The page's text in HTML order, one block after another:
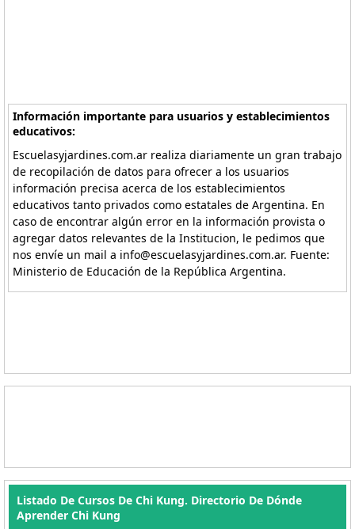
Información importante para usuarios y establecimientos
educativos:
Escuelasyjardines.com.ar realiza diariamente un gran trabajo
de recopilación de datos para ofrecer a los usuarios
información precisa acerca de los establecimientos
educativos tanto privados como estatales de Argentina. En
caso de encontrar algún error en la información provista o
agregar datos relevantes de la Institucion, le pedimos que
nos envíe un mail a info@escuelasyjardines.com.ar. Fuente:
Ministerio de Educación de la República Argentina.
Listado De Cursos De Chi Kung. Directorio De Dónde
Aprender Chi Kung